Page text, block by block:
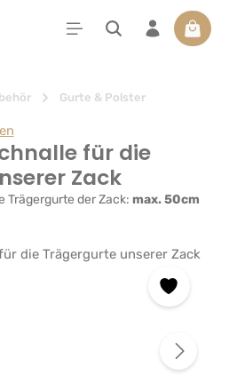
Gurte & Polster
von 0 von 5 Sternen
für die
Zack
Trägergurte der Zack: max. 50cm